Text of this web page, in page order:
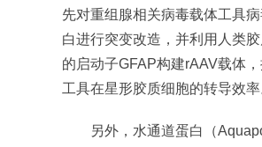
先对重组腺相关病毒载体工具
白进行突变改造，并利用人类
的启动子GFAP构建rAAV载体
工具在星形胶质细胞的转导效率
另外，水通道蛋白（